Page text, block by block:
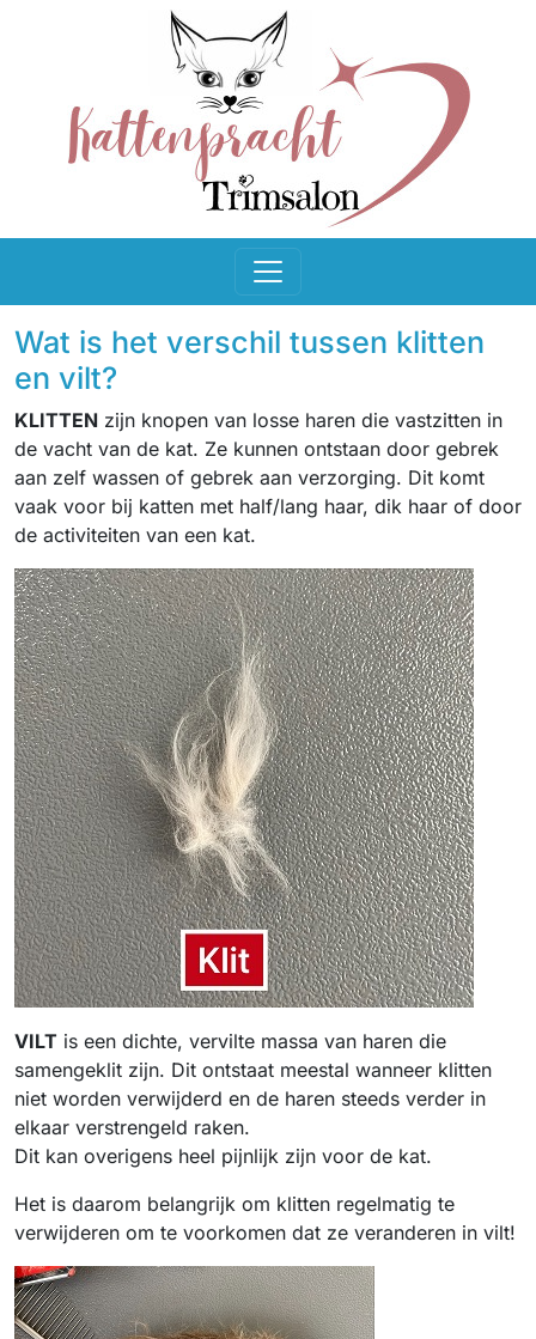
Wat is het verschil tussen klitten
en vilt?
KLITTEN zijn knopen van losse haren die vastzitten in
de vacht van de kat. Ze kunnen ontstaan door gebrek
aan zelf wassen of gebrek aan verzorging. Dit komt
vaak voor bij katten met half/lang haar, dik haar of door
de activiteiten van een kat.
VILT is een dichte, vervilte massa van haren die
samengeklit zijn. Dit ontstaat meestal wanneer klitten
niet worden verwijderd en de haren steeds verder in
elkaar verstrengeld raken.
Dit kan overigens heel pijnlijk zijn voor de kat.
Het is daarom belangrijk om klitten regelmatig te
verwijderen om te voorkomen dat ze veranderen in vilt!